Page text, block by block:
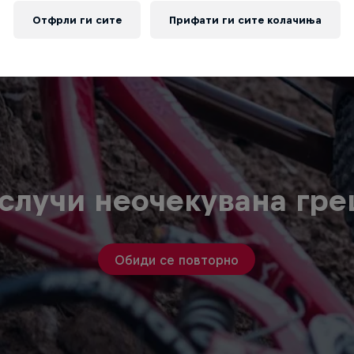
неочекувана
Обиди се повторно
Отфрли ги сите Прифати ги сите колачиња